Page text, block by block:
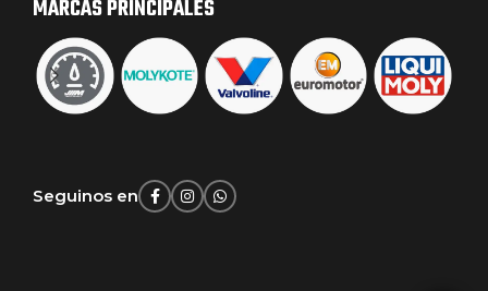
MARCAS PRINCIPALES
Seguinos en